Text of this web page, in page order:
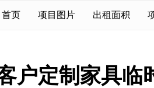
首页 项目图片 出租面积
户定制家具临